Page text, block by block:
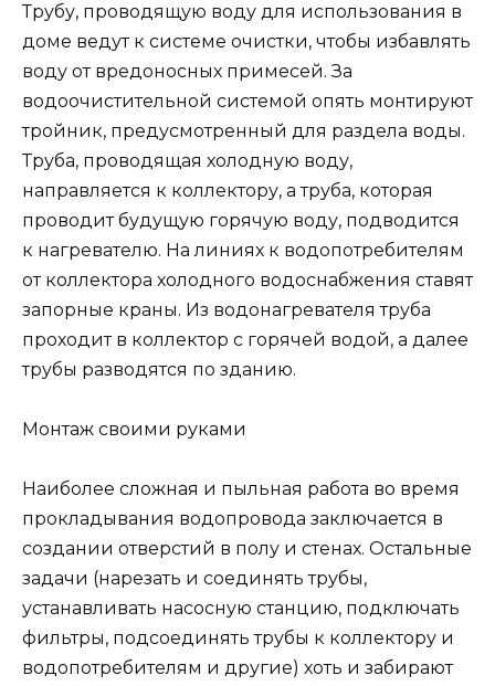
Трубу, проводящую воду для использования в
доме ведут к системе очистки, чтобы избавлять
воду от вредоносных примесей. За
водоочистительной системой опять монтируют
тройник, предусмотренный для раздела воды.
Труба, проводящая холодную воду,
направляется к коллектору, а труба, которая
проводит будущую горячую воду, подводится
к нагревателю. На линиях к водопотребителям
от коллектора холодного водоснабжения ставят
запорные краны. Из водонагревателя труба
проходит в коллектор с горячей водой, а далее
трубы разводятся по зданию.
Монтаж своими руками
Наиболее сложная и пыльная работа во время
прокладывания водопровода заключается в
создании отверстий в полу и стенах. Остальные
задачи (нарезать и соединять трубы,
устанавливать насосную станцию, подключать
фильтры, подсоединять трубы к коллектору и
водопотребителям и другие) хоть и забирают